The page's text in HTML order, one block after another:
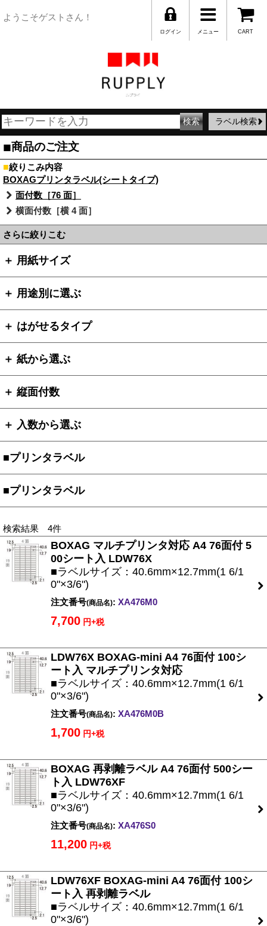
ようこそゲストさん！
CART
メニュー
ログイン
ラベル検索
■商品のご注文
■絞りこみ内容
BOXAGプリンタラベル(シートタイプ)
面付数［76 面］
横面付数［横 4 面］
さらに絞りこむ
＋ 用紙サイズ
＋ 用途別に選ぶ
＋ はがせるタイプ
＋ 紙から選ぶ
＋ 縦面付数
＋ 入数から選ぶ
■プリンタラベル
■プリンタラベル
検索結果 4件
BOXAG マルチプリンタ対応 A4 76面付 5
00シート入 LDW76X
■ラベルサイズ：40.6mm×12.7mm(1 6/1
0"×3/6")
注文番号(商品名): XA476M0
7,700 円+税
LDW76X BOXAG-mini A4 76面付 100シ
ート入 マルチプリンタ対応
■ラベルサイズ：40.6mm×12.7mm(1 6/1
0"×3/6")
注文番号(商品名): XA476M0B
1,700 円+税
BOXAG 再剥離ラベル A4 76面付 500シー
ト入 LDW76XF
■ラベルサイズ：40.6mm×12.7mm(1 6/1
0"×3/6")
注文番号(商品名): XA476S0
11,200 円+税
LDW76XF BOXAG-mini A4 76面付 100シ
ート入 再剥離ラベル
■ラベルサイズ：40.6mm×12.7mm(1 6/1
0"×3/6")